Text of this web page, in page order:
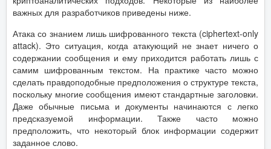
важных для разработчиков приведены ниже.
Атака со знанием лишь шифрованного текста (ciphertext-only
attack). Это ситуация, когда атакующий не знает ничего о
содержании сообщения и ему приходится работать лишь с
самим шифрованным текстом. На практике часто можно
сделать правдоподобные предположения о структуре текста,
поскольку многие сообщения имеют стандартные заголовки.
Даже обычные письма и документы начинаются с легко
предсказуемой информации. Также часто можно
предположить, что некоторый блок информации содержит
заданное слово.